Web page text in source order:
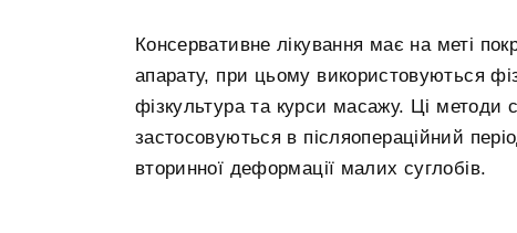
Консервативне лікування має на меті
апарату, при цьому використовуються
фізкультура та курси масажу. Ці
застосовуються в післяопераційний
вторинної деформації малих суглобів.